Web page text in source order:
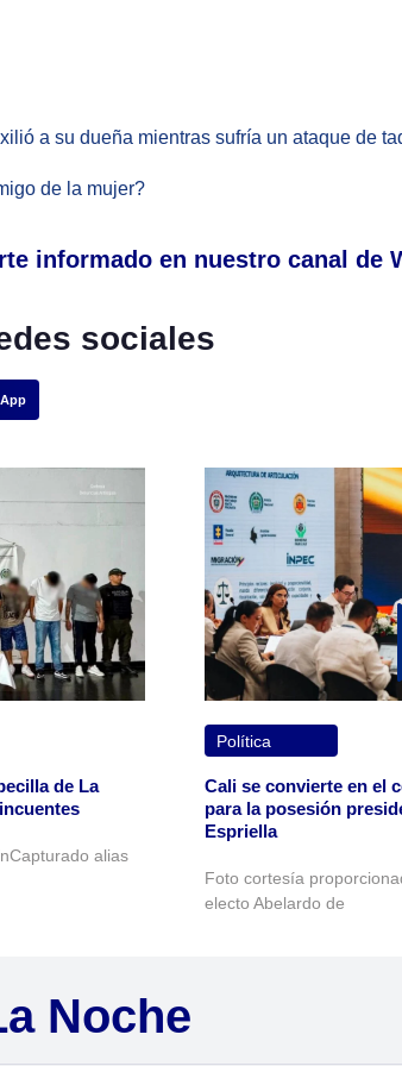
a su dueña mientras sufría un ataque de
de la mujer?
informado en nuestro canal de
sociales
de La
alias
Política
Cali se convierte en el
para la posesión
Espriella
Foto cortesía
electo Abelardo de
Noche